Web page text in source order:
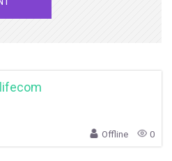
Offline 0